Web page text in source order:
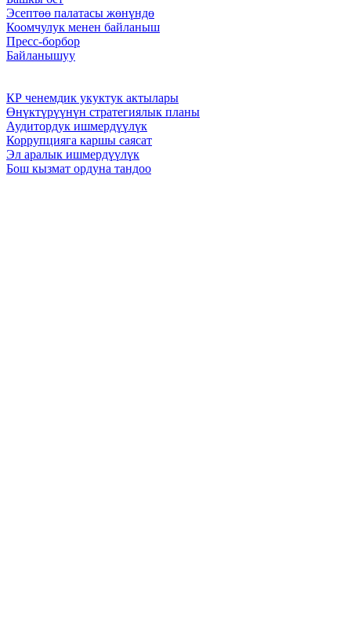
Эсептөө палатасы жөнүндө
Коомчулук менен байланыш
Пресс-борбор
Байланышуу
КР ченемдик укуктук актылары
Өнүктүрүүнүн стратегиялык планы
Аудитордук ишмердүүлүк
Коррупцияга каршы саясат
Эл аралык ишмердүүлүк
Бош кызмат ордуна тандоо